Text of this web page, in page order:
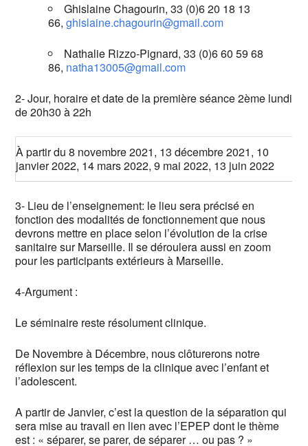
Ghislaine Chagourin, 33 (0)6 20 18 13
66,ghislaine.chagourin@gmail.com
Nathalie Rizzo-Pignard, 33 (0)6 60 59 68
86, natha13005@gmail.com
2- Jour, horaire et date de la première séance 2ème lundi
de 20h30 à 22h
À partir du 8 novembre 2021, 13 décembre 2021, 10
janvier 2022, 14 mars 2022, 9 mai 2022, 13 juin 2022
3- Lieu de l’enseignement: le lieu sera précisé en
fonction des modalités de fonctionnement que nous
devrons mettre en place selon l’évolution de la crise
sanitaire sur Marseille. Il se déroulera aussi en zoom
pour les participants extérieurs à Marseille.
4-Argument :
Le séminaire reste résolument clinique.
De Novembre à Décembre, nous clôturerons notre
réflexion sur les temps de la clinique avec l’enfant et
l’adolescent.
A partir de Janvier, c’est la question de la séparation qui
sera mise au travail en lien avec l’EPEP dont le thème
est : « séparer, se parer, de séparer … ou pas ? »